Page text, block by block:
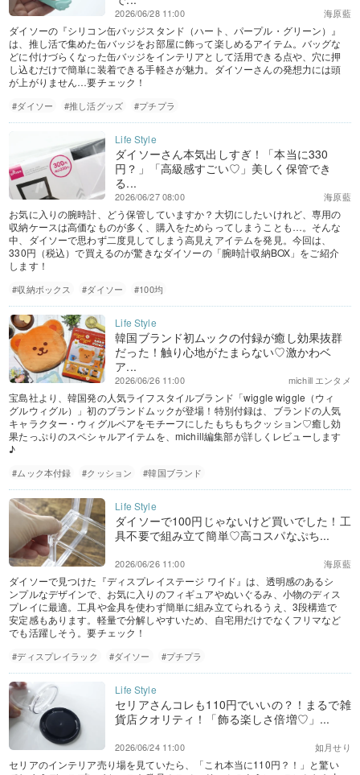
海原藍
2026/06/28 11:00
ダイソーの『シリコン缶バッジスタンド（ハート、パープル・グリーン）』
は、推し活で集めた缶バッジをお部屋に飾って楽しめるアイテム。バッグな
どに付けづらくなった缶バッジをインテリアとして活用できる点や、穴に押
し込むだけで簡単に装着できる手軽さが魅力。ダイソーさんの発想力には頭
が上がりません…要チェック！
#ダイソー #推し活グッズ #プチプラ
ダイソーさん本気出しすぎ！「本当に330
円？」「高級感すごい♡」美しく保管でき
る...
海原藍
2026/06/27 08:00
お気に入りの腕時計、どう保管していますか？大切にしたいけれど、専用の
収納ケースは高価なものが多く、購入をためらってしまうことも…。そんな
中、ダイソーで思わず二度見してしまう高見えアイテムを発見。今回は、
330円（税込）で買えるのが驚きなダイソーの「腕時計収納BOX」をご紹介
します！
#収納ボックス #ダイソー #100均
韓国ブランド初ムックの付録が癒し効果抜群
だった！触り心地がたまらない♡激かわベ
ア...
michill エンタメ
2026/06/26 11:00
宝島社より、韓国発の人気ライフスタイルブランド「wiggle wiggle（ウィ
グルウィグル）」初のブランドムックが登場！特別付録は、ブランドの人気
キャラクター・ウィグルベアをモチーフにしたもちもちクッション♡癒し効
果たっぷりのスペシャルアイテムを、michill編集部が詳しくレビューします
♪
#ムック本付録 #クッション #韓国ブランド
ダイソーで100円じゃないけど買いでした！工
具不要で組み立て簡単♡高コスパなぷち...
海原藍
2026/06/26 11:00
ダイソーで見つけた『ディスプレイステージ ワイド』は、透明感のあるシ
ンプルなデザインで、お気に入りのフィギュアやぬいぐるみ、小物のディス
プレイに最適。工具や金具を使わず簡単に組み立てられるうえ、3段構造で
安定感もあります。軽量で分解しやすいため、自宅用だけでなくフリマなど
でも活躍しそう。要チェック！
#ディスプレイラック #ダイソー #プチプラ
セリアさんコレも110円でいいの？！まるで雑
貨店クオリティ！「飾る楽しさ倍増♡」...
如月せり
2026/06/24 11:00
セリアのインテリア売り場を見ていたら、「これ本当に110円？！」と驚い